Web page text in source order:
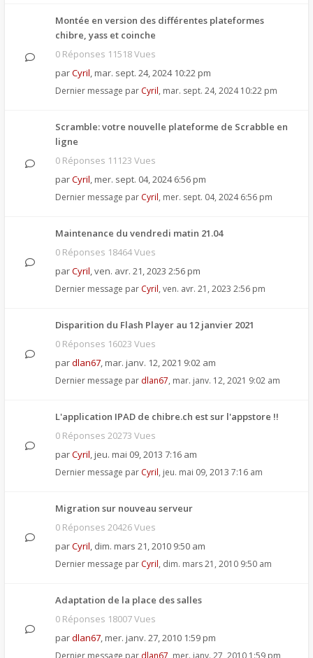
Montée en version des différentes plateformes
chibre, yass et coinche
0 Réponses 11518 Vues
parCyril, mar. sept. 24, 2024 10:22 pm
Dernier message par Cyril, mar. sept. 24, 2024 10:22 pm
Scramble: votre nouvelle plateforme de Scrabble en
ligne
0 Réponses 11123 Vues
parCyril, mer. sept. 04, 2024 6:56 pm
Dernier message par Cyril, mer. sept. 04, 2024 6:56 pm
Maintenance du vendredi matin 21.04
0 Réponses 18464 Vues
parCyril,ven. avr. 21, 2023 2:56 pm
Dernier message par Cyril, ven. avr. 21, 2023 2:56 pm
Disparition du Flash Player au 12 janvier 2021
0 Réponses 16023 Vues
pardlan67, mar. janv. 12, 2021 9:02 am
Dernier message par dlan67, mar. janv. 12, 2021 9:02 am
L'application IPAD de chibre.ch est sur l'appstore !!
0 Réponses 20273 Vues
parCyril, jeu. mai 09, 2013 7:16 am
Dernier message par Cyril, jeu. mai 09, 2013 7:16 am
Migration sur nouveau serveur
0 Réponses 20426 Vues
parCyril, dim. mars 21, 2010 9:50 am
Dernier message par Cyril, dim. mars 21, 2010 9:50 am
Adaptation de la place des salles
0 Réponses 18007 Vues
pardlan67, mer. janv. 27, 2010 1:59 pm
Dernier message par dlan67 mer. janv. 27, 2010 1:59 pm